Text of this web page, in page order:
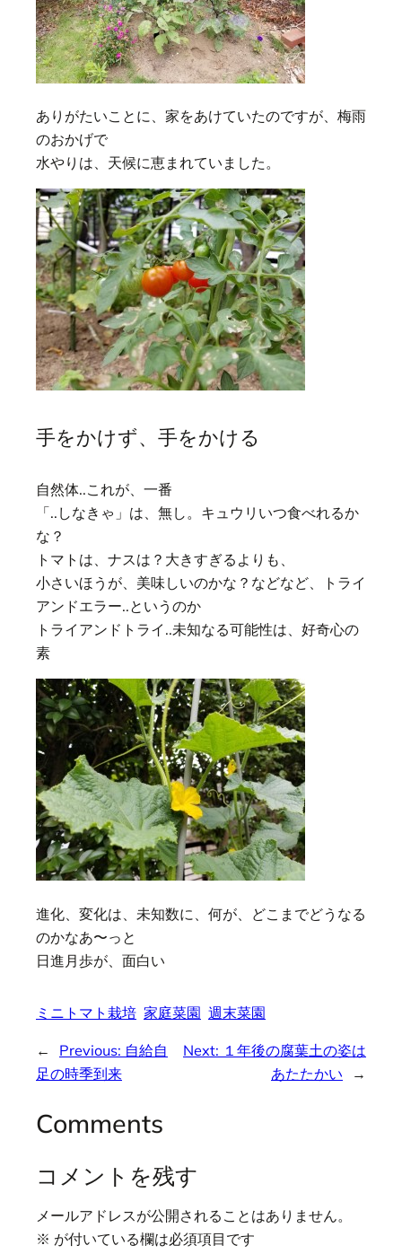
ありがたいことに、家をあけていたのですが、梅雨
のおかげで
水やりは、天候に恵まれていました。
手をかけず、手をかける
自然体..これが、一番
「..しなきゃ」は、無し。キュウリいつ食べれるか
な？
トマトは、ナスは？大きすぎるよりも、
小さいほうが、美味しいのかな？などなど、トライ
アンドエラー..というのか
トライアンドトライ..未知なる可能性は、好奇心の
素
進化、変化は、未知数に、何が、どこまでどうなる
のかなあ〜っと
日進月歩が、面白い
ミニトマト栽培 家庭菜園 週末菜園
← Previous: 自給自
足の時季到来
Next: １年後の腐葉土の姿は
あたたかい
→
Comments
コメントを残す
メールアドレスが公開されることはありません。
※ が付いている欄は必須項目です